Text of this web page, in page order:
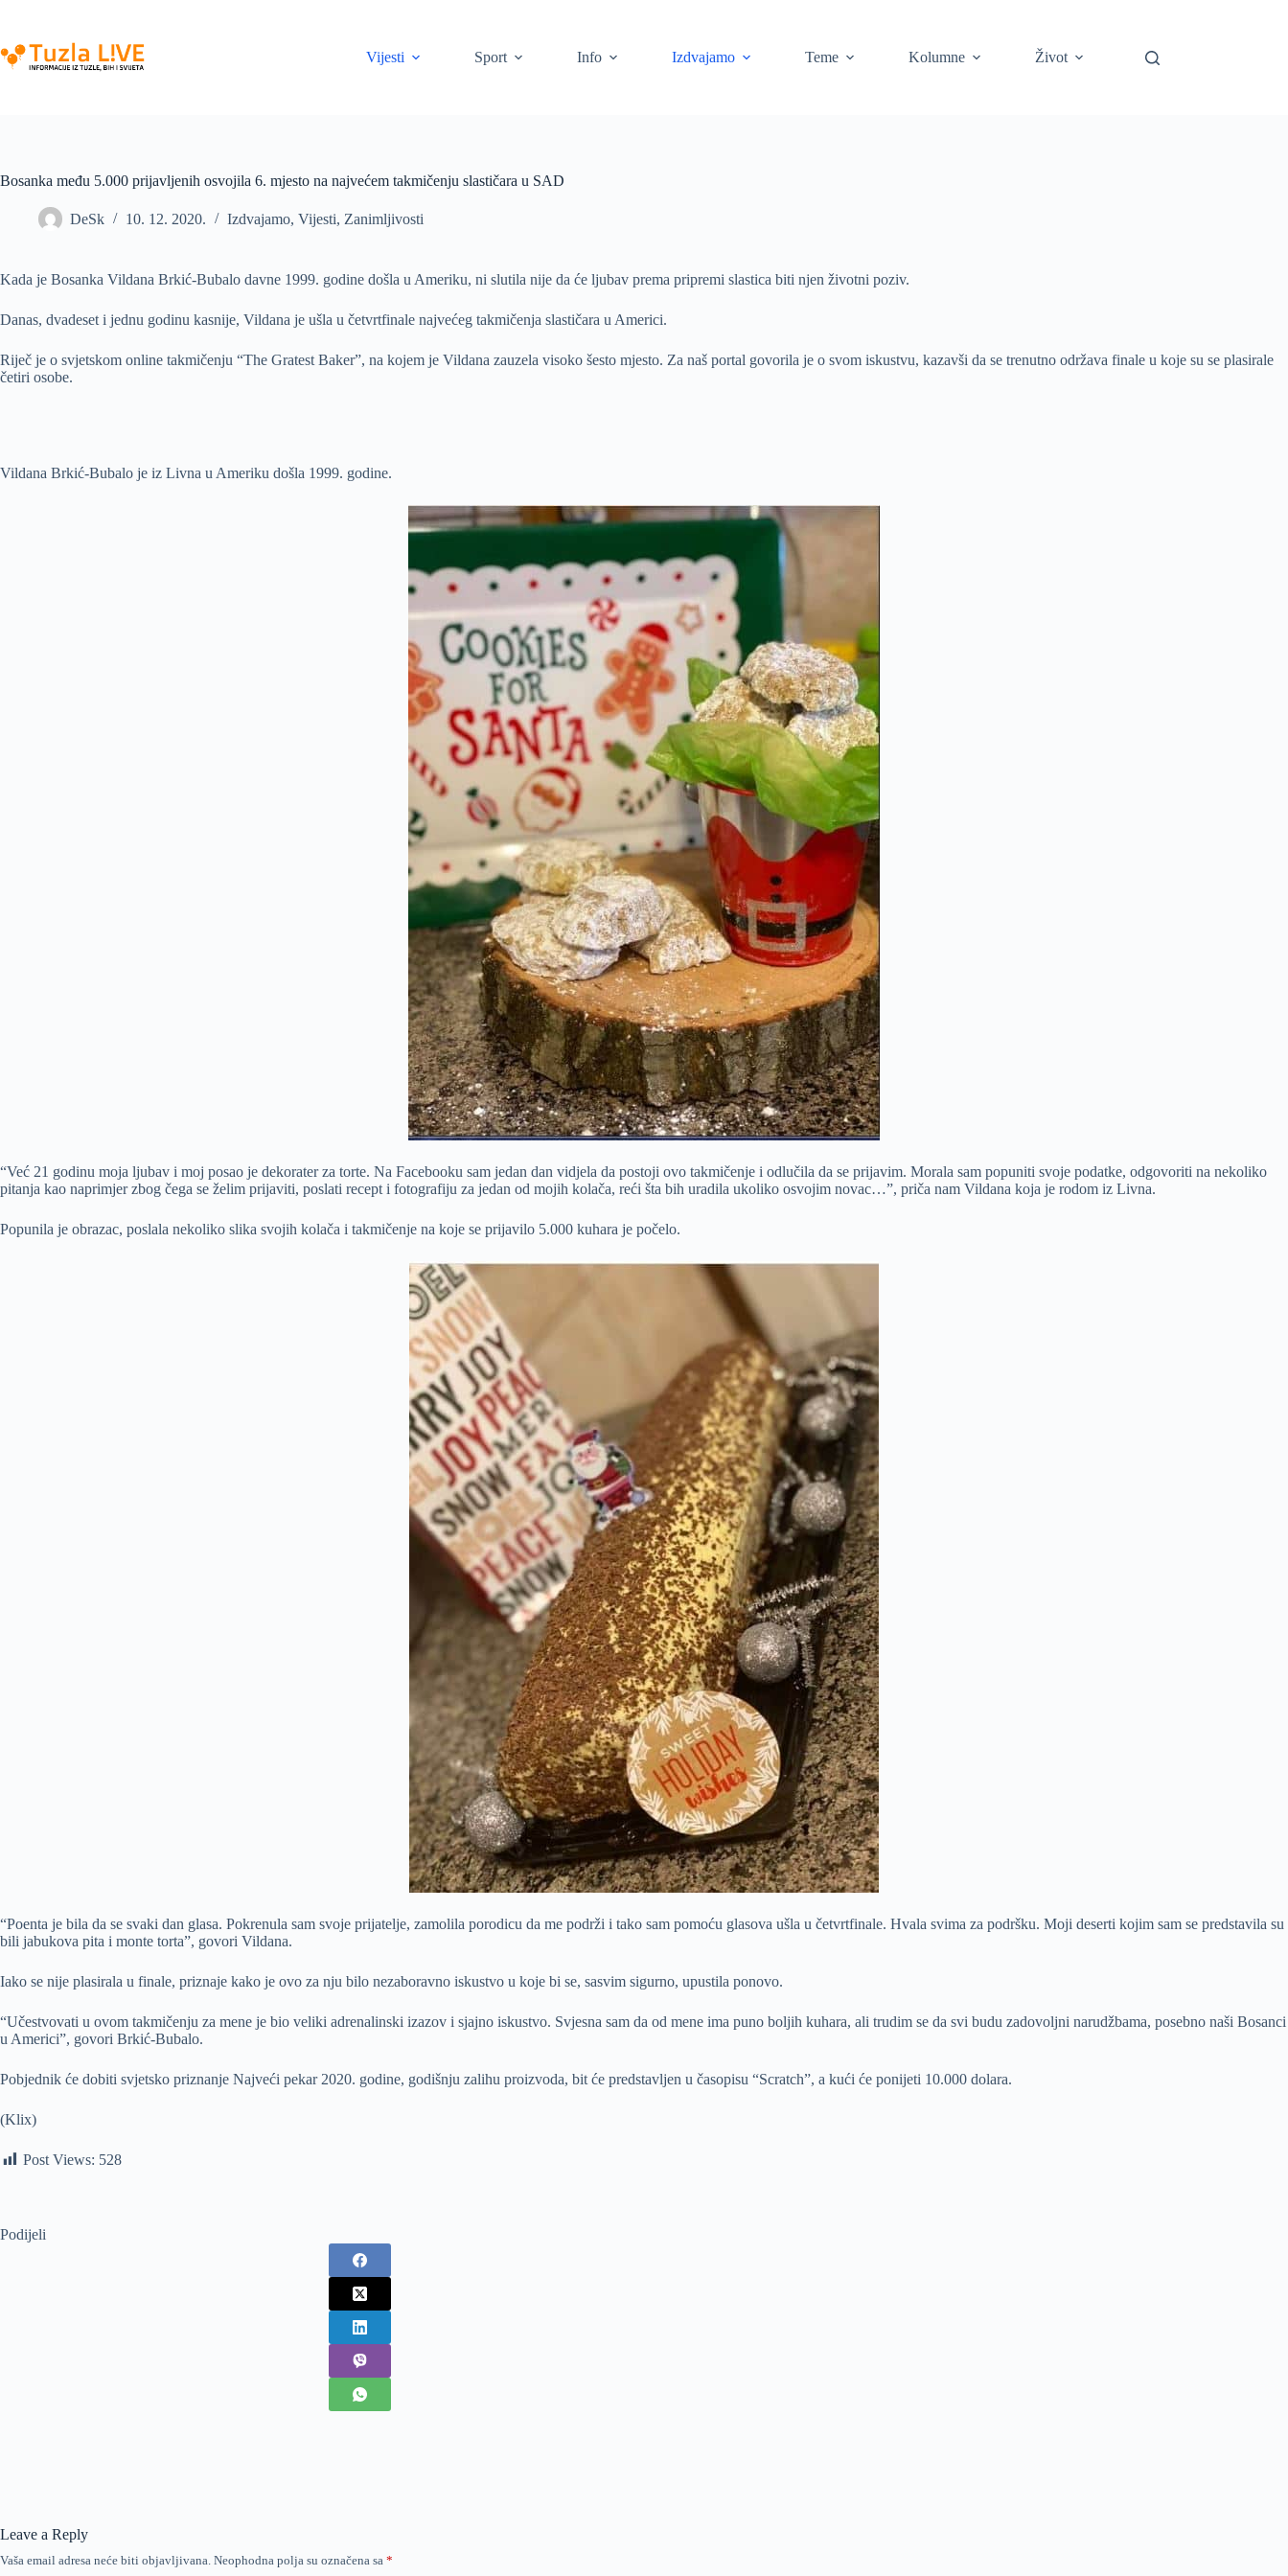
content
Vijesti
Sport Info Izdvajamo Teme Kolumne Život
Bosanka među 5.000 prijavljenih osvojila 6. mjesto na najvećem takmičenju slastičara u SAD
DeSk 10. 12. 2020. Izdvajamo, Vijesti, Zanimljivosti
Kada je Bosanka Vildana Brkić-Bubalo davne 1999. godine došla u Ameriku, ni slutila nije da će ljubav prema pripremi slastica biti njen životni poziv.
Danas, dvadeset i jednu godinu kasnije, Vildana je ušla u četvrtfinale najvećeg takmičenja slastičara u Americi.
Riječ je o svjetskom online takmičenju “The Gratest Baker”, na kojem je Vildana zauzela visoko šesto mjesto. Za naš portal govorila je o svom iskustvu, kazavši da se trenutno održava finale u koje su se plasirale
četiri osobe.
Vildana Brkić-Bubalo je iz Livna u Ameriku došla 1999. godine.
“Već 21 godinu moja ljubav i moj posao je dekorater za torte. Na Facebooku sam jedan dan vidjela da postoji ovo takmičenje i odlučila da se prijavim. Morala sam popuniti svoje podatke, odgovoriti na nekoliko
pitanja kao naprimjer zbog čega se želim prijaviti, poslati recept i fotografiju za jedan od mojih kolača, reći šta bih uradila ukoliko osvojim novac…”, priča nam Vildana koja je rodom iz Livna.
Popunila je obrazac, poslala nekoliko slika svojih kolača i takmičenje na koje se prijavilo 5.000 kuhara je počelo.
“Poenta je bila da se svaki dan glasa. Pokrenula sam svoje prijatelje, zamolila porodicu da me podrži i tako sam pomoću glasova ušla u četvrtfinale. Hvala svima za podršku. Moji deserti kojim sam se predstavila su
bili jabukova pita i monte torta”, govori Vildana.
Iako se nije plasirala u finale, priznaje kako je ovo za nju bilo nezaboravno iskustvo u koje bi se, sasvim sigurno, upustila ponovo.
“Učestvovati u ovom takmičenju za mene je bio veliki adrenalinski izazov i sjajno iskustvo. Svjesna sam da od mene ima puno boljih kuhara, ali trudim se da svi budu zadovoljni narudžbama, posebno naši Bosanci
u Americi”, govori Brkić-Bubalo.
Pobjednik će dobiti svjetsko priznanje Najveći pekar 2020. godine, godišnju zalihu proizvoda, bit će predstavljen u časopisu “Scratch”, a kući će ponijeti 10.000 dolara.
(Klix)
Post Views: 528
Podijeli
Leave a Reply
Vaša email adresa neće biti objavljivana. Neophodna polja su označena sa *